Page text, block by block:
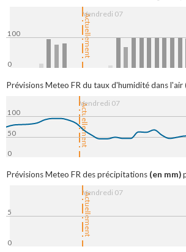
Actuellement
Vendredi 07
0
100
Prévisions Meteo FR du taux d'humidité dans l'air
Actuellement
Vendredi 07
0
50
100
Prévisions Meteo FR des précipitations (en mm)
Actuellement
Vendredi 07
0
5